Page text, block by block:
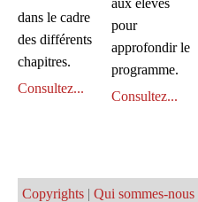
dans le cadre
des différents
chapitres.
Consultez...
aux élèves
pour
approfondir le
programme.
Consultez...
Copyrights | Qui sommes-nous